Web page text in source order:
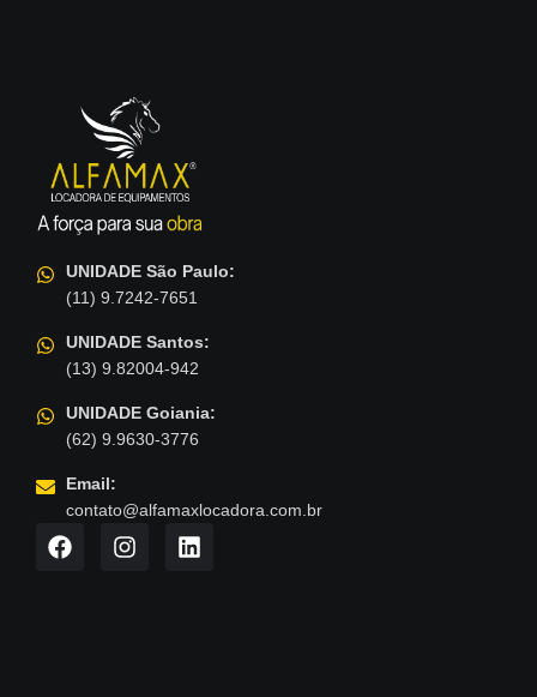
UNIDADE São Paulo:
(11) 9.7242-7651
UNIDADE Santos:
(13) 9.82004-942
UNIDADE Goiania:
(62) 9.9630-3776
Email:
contato@alfamaxlocadora.com.br